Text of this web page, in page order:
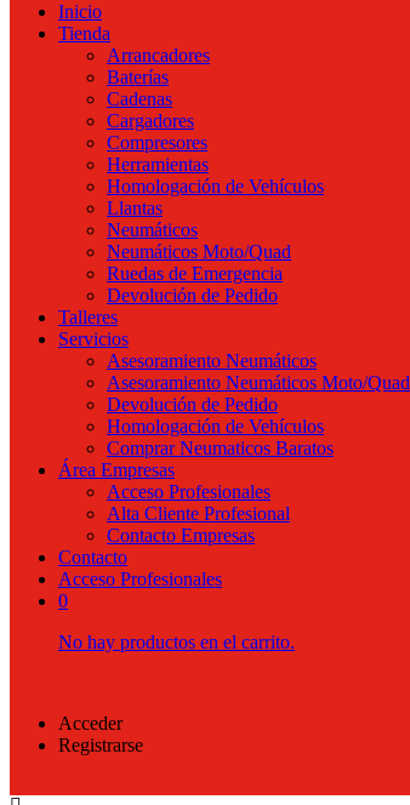
Inicio
Tienda
Arrancadores
Baterías
Cadenas
Cargadores
Compresores
Herramientas
Homologación de Vehículos
Llantas
Neumáticos
Neumáticos Moto/Quad
Ruedas de Emergencia
Devolución de Pedido
Talleres
Servicios
Asesoramiento Neumáticos
Asesoramiento Neumáticos Moto/Quad
Devolución de Pedido
Homologación de Vehículos
Comprar Neumaticos Baratos
Área Empresas
Acceso Profesionales
Alta Cliente Profesional
Contacto Empresas
Contacto
Acceso Profesionales
0
No hay productos en el carrito.
Acceder
Registrarse